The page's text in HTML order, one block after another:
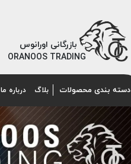
بازرگانی اورانوس
ORANOOS TRADING
دسته بندی محصولات بلاگ درباره ما